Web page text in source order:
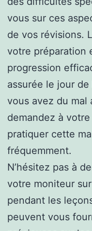
vous sur ces
de vos révisions.
votre préparation
progression
assurée le jour de
vous avez du mal
demandez à
pratiquer cette
fréquemment.
N’hésitez pas à
votre moniteur
pendant les
peuvent vous